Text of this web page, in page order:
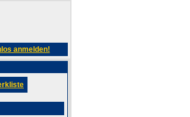
anmelden!